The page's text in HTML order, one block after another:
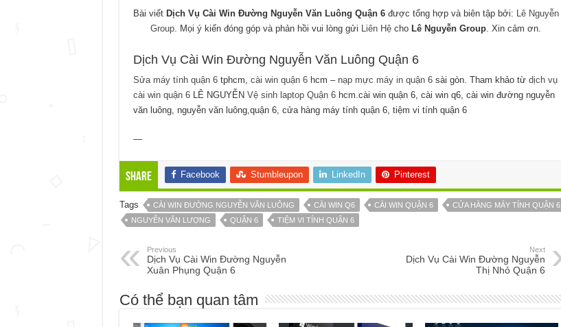
Bài viết Dịch Vụ Cài Win Đường Nguyễn Văn Luông Quận 6được tổng hợp và biên tập bởi: Lê Nguyễn
Group . Mọi ý kiến đóng góp và phản hồi vui lòng gửi Liên Hệ cho Lê Nguyễn Group . Xin cảm ơn.
Dịch Vụ Cài Win Đường Nguyễn Văn Luông Quận 6
Sửa máy tính quận 6tphcm, cài win quận 6hcm – nạp mực máy in quận 6sài gòn. Tham khảo từ dịch vụ
cài win quận 6LÊ NGUYỄN Vệ sinh laptop Quận 6hcm.cài win quận 6, cài win q6, cài win đường nguyễn
văn luông, nguyễn văn luông,quận 6, cửa hàng máy tính quận 6, tiệm vi tính quận 6
—
Share Facebook Stumbleupon LinkedIn Pinterest
Tags CÀI WIN ĐƯỜNG NGUYỄN VĂN LUÔNG CÀI WIN Q6 CÀI WIN QUẬN 6
CỬA HÀNG MÁY TÍNH QUẬN 6
NGUYỄN VĂN LƯỢNG
QUẬN 6 TIỆM VI TÍNH QUẬN 6
Previous
Dịch Vụ Cài Win Đường Nguyễn
Xuân Phụng Quận 6
Next
Dịch Vụ Cài Win Đường Nguyễn
Thị Nhỏ Quận 6
Có thể bạn quan tâm